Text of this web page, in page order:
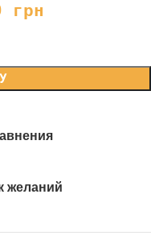
грн
желаний